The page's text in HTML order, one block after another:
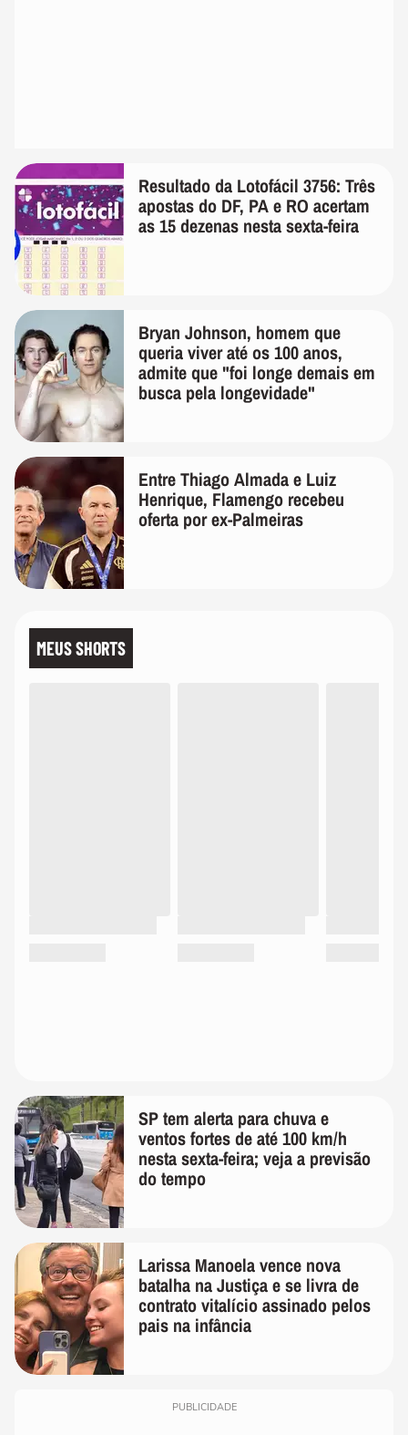
Resultado da Lotofácil 3756: Três
apostas do DF, PA e RO acertam
as 15 dezenas nesta sexta-feira
Bryan Johnson, homem que
queria viver até os 100 anos,
admite que "foi longe demais em
busca pela longevidade"
Entre Thiago Almada e Luiz
Henrique, Flamengo recebeu
oferta por ex-Palmeiras
MEUS SHORTS
SP tem alerta para chuva e
ventos fortes de até 100 km/h
nesta sexta-feira; veja a previsão
do tempo
Larissa Manoela vence nova
batalha na Justiça e se livra de
contrato vitalício assinado pelos
pais na infância
PUBLICIDADE